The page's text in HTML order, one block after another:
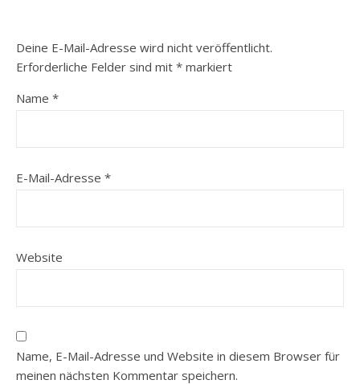
Deine E-Mail-Adresse wird nicht veröffentlicht.
Erforderliche Felder sind mit * markiert
Name *
E-Mail-Adresse *
Website
Name, E-Mail-Adresse und Website in diesem Browser für
meinen nächsten Kommentar speichern.